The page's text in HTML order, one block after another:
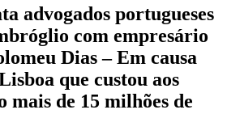
advogados portugueses
com empresário
Dias – Em causa
que custou aos
mais de 15 milhões de